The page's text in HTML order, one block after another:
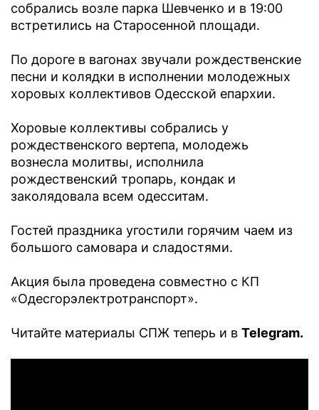
собрались возле парка Шевченко и в 19:00
встретились на Старосенной площади.
По дороге в вагонах звучали рождественские
песни и колядки в исполнении молодежных
хоровых коллективов Одесской епархии.
Хоровые коллективы собрались у
рождественского вертепа, молодежь
вознесла молитвы, исполнила
рождественский тропарь, кондак и
заколядовала всем одесситам.
Гостей праздника угостили горячим чаем из
большого самовара и сладостями.
Акция была проведена совместно с КП
«Одесгорэлектротранспорт».
Читайте материалы СПЖ теперь и в Telegram.